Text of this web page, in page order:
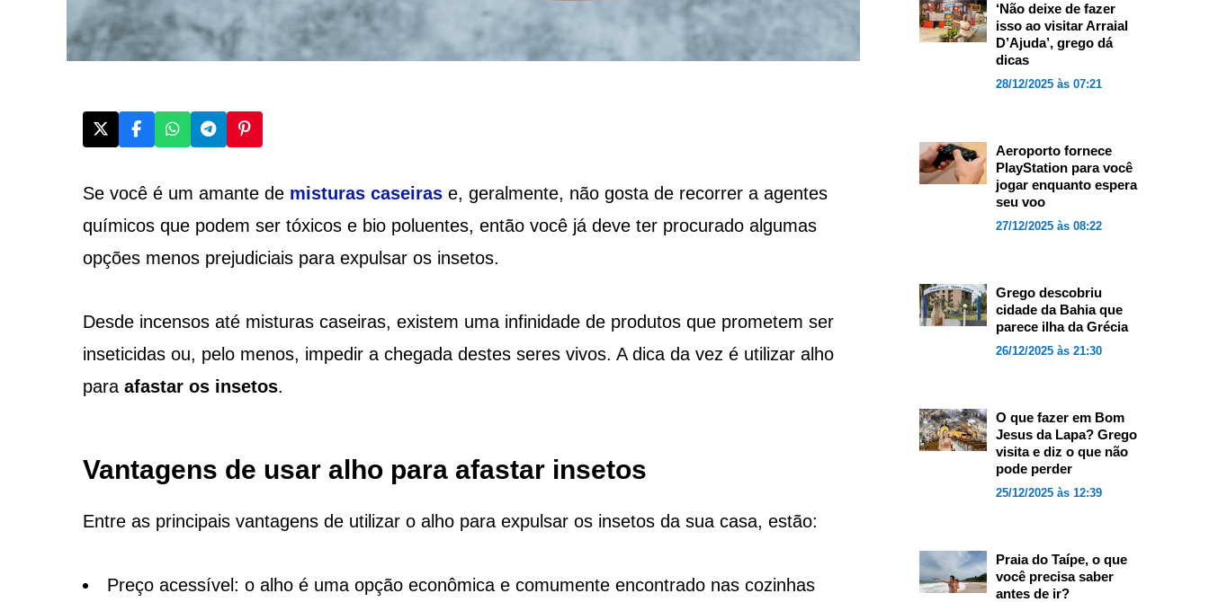
Se você é um amante de misturas caseirase, geralmente, não gosta de recorrer a agentes
químicos que podem ser tóxicos e bio poluentes, então você já deve ter procurado algumas
opções menos prejudiciais para expulsar os insetos.
Desde incensos até misturas caseiras, existem uma infinidade de produtos que prometem ser
inseticidas ou, pelo menos, impedir a chegada destes seres vivos. A dica da vez é utilizar alho
para afastar os insetos.
Vantagens de usar alho para afastar insetos
Entre as principais vantagens de utilizar o alho para expulsar os insetos da sua casa, estão:
Preço acessível: o alho é uma opção econômica e comumente encontrado nas cozinhas
‘Não deixe de fazer
isso ao visitar Arraial
D’Ajuda’, grego dá
dicas
28/12/2025 às 07:21
Aeroporto fornece
PlayStation para você
jogar enquanto espera
seu voo
27/12/2025 às 08:22
Grego descobriu
cidade da Bahia que
parece ilha da Grécia
26/12/2025 às 21:30
O que fazer em Bom
Jesus da Lapa? Grego
visita e diz o que não
pode perder
25/12/2025 às 12:39
Praia do Taípe, o que
você precisa saber
antes de ir?